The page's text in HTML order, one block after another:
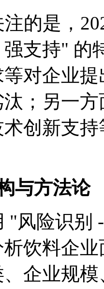
的是，
支持" 的
对企业
；另一
创新支
与方法论
风险识别
饮料企
企业规